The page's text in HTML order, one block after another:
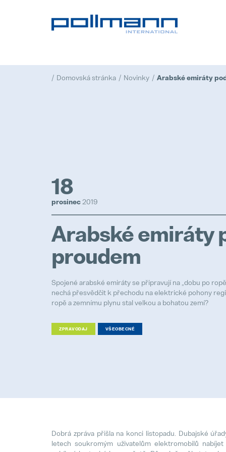
Domovská stránka Novinky
18
prosinec 2019
Arabské emiráty
proudem
Spojené arabské emiráty se připravují na „dobu po
nechá přesvědčit k přechodu na elektrické pohony
ropě a zemnímu plynu stal velkou a bohatou zemí?
ZPRAVODAJ VŠEOBECNÉ
Dobrá zpráva přišla na konci listopadu. Dubajské
letech soukromým uživatelům elektromobilů